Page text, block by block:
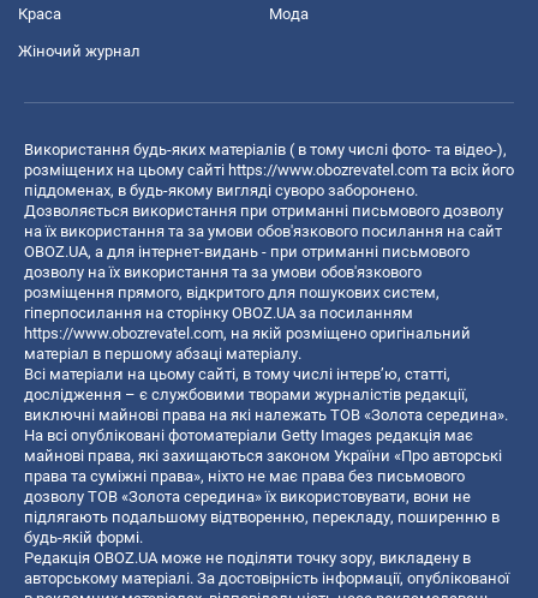
Краса Мода
Жіночий журнал
Використання будь-яких матеріалів ( в тому числі фото- та відео-),
розміщених на цьому сайті https://www.obozrevatel.com та всіх його
піддоменах, в будь-якому вигляді суворо заборонено.
Дозволяється використання при отриманні письмового дозволу
на їх використання та за умови обов'язкового посилання на сайт
OBOZ.UA, а для інтернет-видань - при отриманні письмового
дозволу на їх використання та за умови обов'язкового
розміщення прямого, відкритого для пошукових систем,
гіперпосилання на сторінку OBOZ.UA за посиланням
https://www.obozrevatel.com, на якій розміщено оригінальний
матеріал в першому абзаці матеріалу.
Всі матеріали на цьому сайті, в тому числі інтерв’ю, статті,
дослідження – є службовими творами журналістів редакції,
виключні майнові права на які належать ТОВ «Золота середина».
На всі опубліковані фотоматеріали Getty Images редакція має
майнові права, які захищаються законом України «Про авторські
права та суміжні права», ніхто не має права без письмового
дозволу ТОВ «Золота середина» їх використовувати, вони не
підлягають подальшому відтворенню, перекладу, поширенню в
будь-якій формі.
Редакція OBOZ.UA може не поділяти точку зору, викладену в
авторському матеріалі. За достовірність інформації, опублікованої